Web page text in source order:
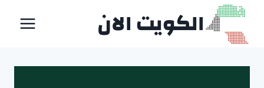
التجاوز
المحتوى
الكويت الان